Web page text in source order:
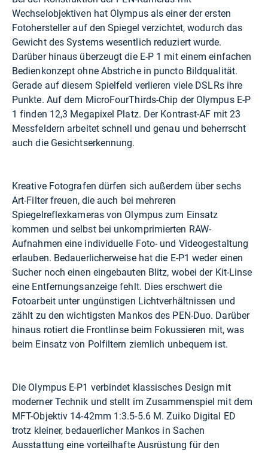
Wechselobjektiven hat Olympus als einer der ersten
Fotohersteller auf den Spiegel verzichtet, wodurch das
Gewicht des Systems wesentlich reduziert wurde.
Darüber hinaus überzeugt die E-P 1 mit einem einfachen
Bedienkonzept ohne Abstriche in puncto Bildqualität.
Gerade auf diesem Spielfeld verlieren viele DSLRs ihre
Punkte. Auf dem MicroFourThirds-Chip der Olympus E-P
1 finden 12,3 Megapixel Platz. Der Kontrast-AF mit 23
Messfeldern arbeitet schnell und genau und beherrscht
auch die Gesichtserkennung.
Kreative Fotografen dürfen sich außerdem über sechs
Art-Filter freuen, die auch bei mehreren
Spiegelreflexkameras von Olympus zum Einsatz
kommen und selbst bei unkomprimierten RAW-
Aufnahmen eine individuelle Foto- und Videogestaltung
erlauben. Bedauerlicherweise hat die E-P1 weder einen
Sucher noch einen eingebauten Blitz, wobei der Kit-Linse
eine Entfernungsanzeige fehlt. Dies erschwert die
Fotoarbeit unter ungünstigen Lichtverhältnissen und
zählt zu den wichtigsten Mankos des PEN-Duo. Darüber
hinaus rotiert die Frontlinse beim Fokussieren mit, was
beim Einsatz von Polfiltern ziemlich unbequem ist.
Die Olympus E-P1 verbindet klassisches Design mit
moderner Technik und stellt im Zusammenspiel mit dem
MFT-Objektiv 14-42mm 1:3.5-5.6 M. Zuiko Digital ED
trotz kleiner, bedauerlicher Mankos in Sachen
Ausstattung eine vorteilhafte Ausrüstung für den